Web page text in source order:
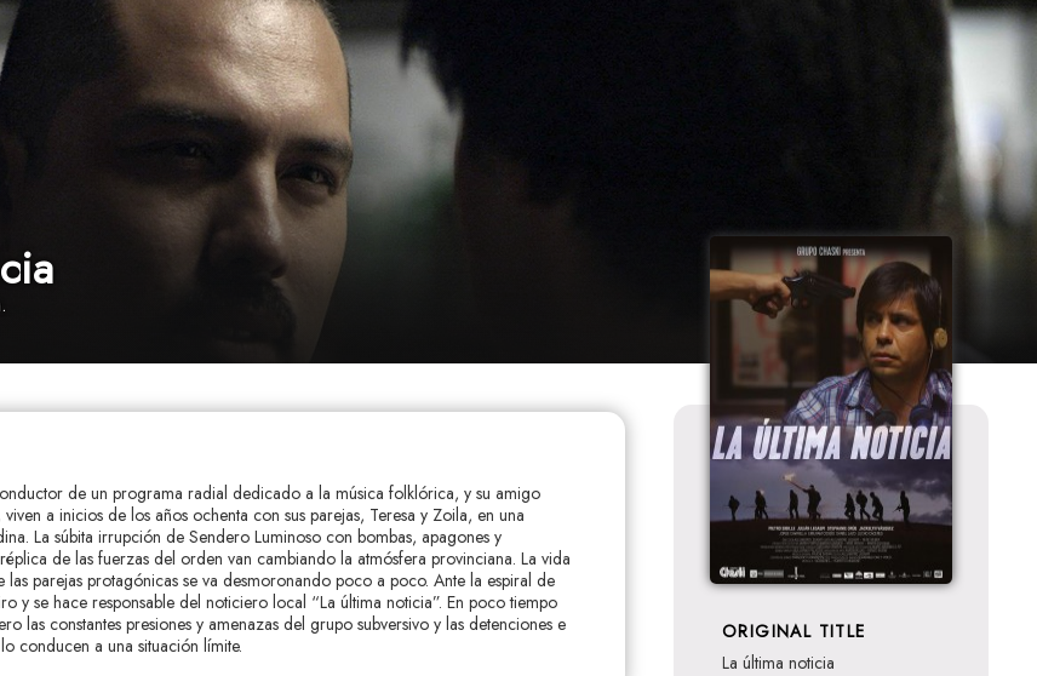
de un programa radial dedicado a la música folklórica, y su amigo
a inicios de los años ochenta con sus parejas, Teresa y Zoila, en una
La súbita irrupción de Sendero Luminoso con bombas, apagones y
de las fuerzas del orden van cambiando la atmósfera provinciana. La vida
parejas protagónicas se va desmoronando poco a poco. Ante la espiral de
y se hace responsable del noticiero local “La última noticia”. En poco tiempo
las constantes presiones y amenazas del grupo subversivo y las detenciones e
conducen a una situación límite.
ORIGINAL TITLE
La última noticia